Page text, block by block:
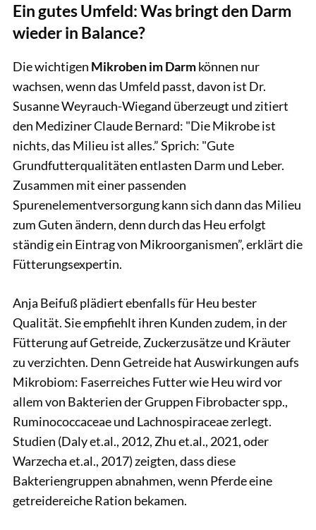
Ein gutes Umfeld: Was bringt den Darm
wieder in Balance?
Die wichtigen Mikroben im Darmkönnen nur
wachsen, wenn das Umfeld passt, davon ist Dr.
Susanne Weyrauch-Wiegand überzeugt und zitiert
den Mediziner Claude Bernard: "Die Mikrobe ist
nichts, das Milieu ist alles.” Sprich: "Gute
Grundfutterqualitäten entlasten Darm und Leber.
Zusammen mit einer passenden
Spurenelementversorgung kann sich dann das Milieu
zum Guten ändern, denn durch das Heu erfolgt
ständig ein Eintrag von Mikroorganismen”, erklärt die
Fütterungsexpertin.
Anja Beifuß plädiert ebenfalls für Heu bester
Qualität. Sie empfiehlt ihren Kunden zudem, in der
Fütterung auf Getreide, Zuckerzusätze und Kräuter
zu verzichten. Denn Getreide hat Auswirkungen aufs
Mikrobiom: Faserreiches Futter wie Heu wird vor
allem von Bakterien der Gruppen Fibrobacter spp.,
Ruminococcaceae und Lachnospiraceae zerlegt.
Studien (Daly et.al., 2012, Zhu et.al., 2021, oder
Warzecha et.al., 2017) zeigten, dass diese
Bakteriengruppen abnahmen, wenn Pferde eine
getreidereiche Ration bekamen.